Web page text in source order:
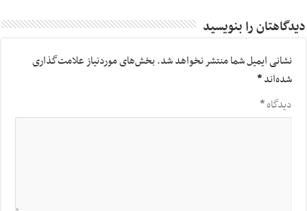
دیدگاهتان را بنویسید
نشانی ایمیل شما منتشر نخواهد شد.بخش‌های موردنیاز علامت‌گذاری
شده‌اند*
دیدگاه*